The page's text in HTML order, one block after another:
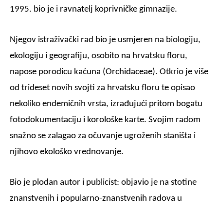
1995. bio je i ravnatelj koprivničke gimnazije.
Njegov istraživački rad bio je usmjeren na biologiju,
ekologiju i geografiju, osobito na hrvatsku floru,
napose porodicu kaćuna (Orchidaceae). Otkrio je više
od trideset novih svojti za hrvatsku floru te opisao
nekoliko endemičnih vrsta, izrađujući pritom bogatu
fotodokumentaciju i korološke karte. Svojim radom
snažno se zalagao za očuvanje ugroženih staništa i
njihovo ekološko vrednovanje.
Bio je plodan autor i publicist: objavio je na stotine
znanstvenih i popularno-znanstvenih radova u